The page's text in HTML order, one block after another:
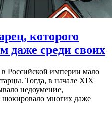
которого
даже среди своих
Российской империи мало
Тогда, в начале XIX
недоумение,
шокировало многих даже